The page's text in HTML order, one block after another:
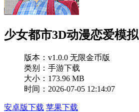
少女都市3D动漫恋爱模拟
版本： v1.0.0 无限金币版
类别：手游下载
大小：173.96 MB
时间：2026-07-05 12:14:07
安卓版下载 苹果下载